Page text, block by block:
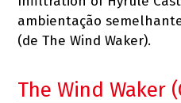
ambientação
(de The Wind Waker).
The Wind Waker